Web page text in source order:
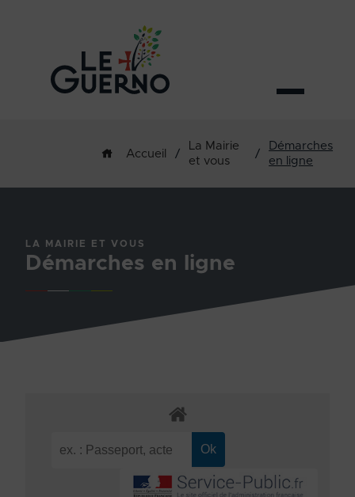
Accueil /
La Mairie
et vous
/
Démarches
en ligne
LA MAIRIE ET VOUS
Démarches en ligne